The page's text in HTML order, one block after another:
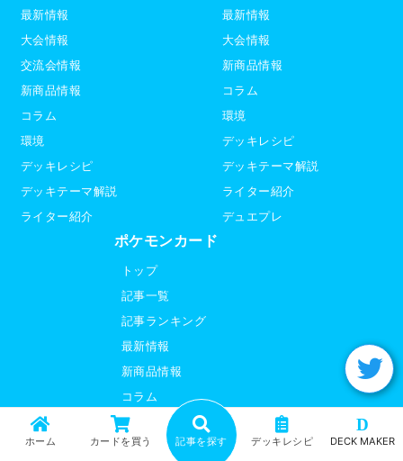
ホーム カードを買う 記事を探す デッキレシピ
D
DECK MAKER
最新情報
大会情報
交流会情報
新商品情報
コラム
環境
デッキレシピ
デッキテーマ解説
ライター紹介
最新情報
大会情報
新商品情報
コラム
環境
デッキレシピ
デッキテーマ解説
ライター紹介
デュエプレ
ポケモンカード
トップ
記事一覧
記事ランキング
最新情報
新商品情報
コラム
環境
デッキテーマ解説